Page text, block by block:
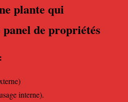
plante qui
panel de propriétés
interne).